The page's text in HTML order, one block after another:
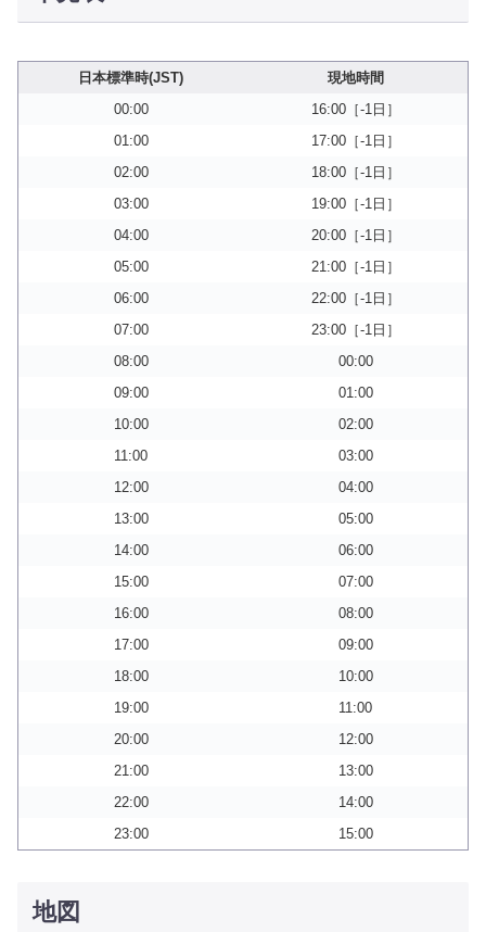
日本標準時(JST)
現地時間
00:00
16:00［-1日］
01:00
17:00［-1日］
02:00
18:00［-1日］
03:00
19:00［-1日］
04:00
20:00［-1日］
05:00
21:00［-1日］
06:00
22:00［-1日］
07:00
23:00［-1日］
08:00
00:00
09:00
01:00
10:00
02:00
11:00
03:00
12:00
04:00
13:00
05:00
14:00
06:00
15:00
07:00
16:00
08:00
17:00
09:00
18:00
10:00
19:00
11:00
20:00
12:00
21:00
13:00
22:00
14:00
23:00
15:00
地図